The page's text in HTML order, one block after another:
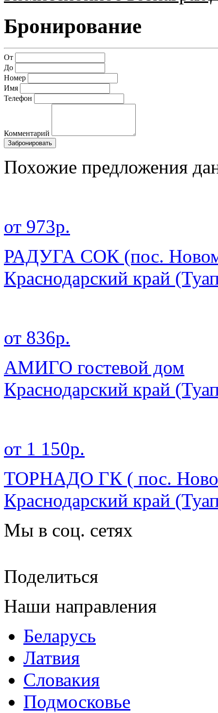
Бронирование
От
До
Номер
Имя
Телефон
Комментарий
Забронировать
Похожие предложения
от 973р.
РАДУГА СОК (пос.
Краснодарский край
от 836р.
АМИГО гостевой дом
Краснодарский край
от 1 150р.
ТОРНАДО ГК ( пос.
Краснодарский край
Мы в соц. сетях
Поделиться
Наши направления
Беларусь
Латвия
Словакия
Подмосковье